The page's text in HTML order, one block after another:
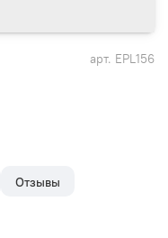
арт. EPL156
Отзывы